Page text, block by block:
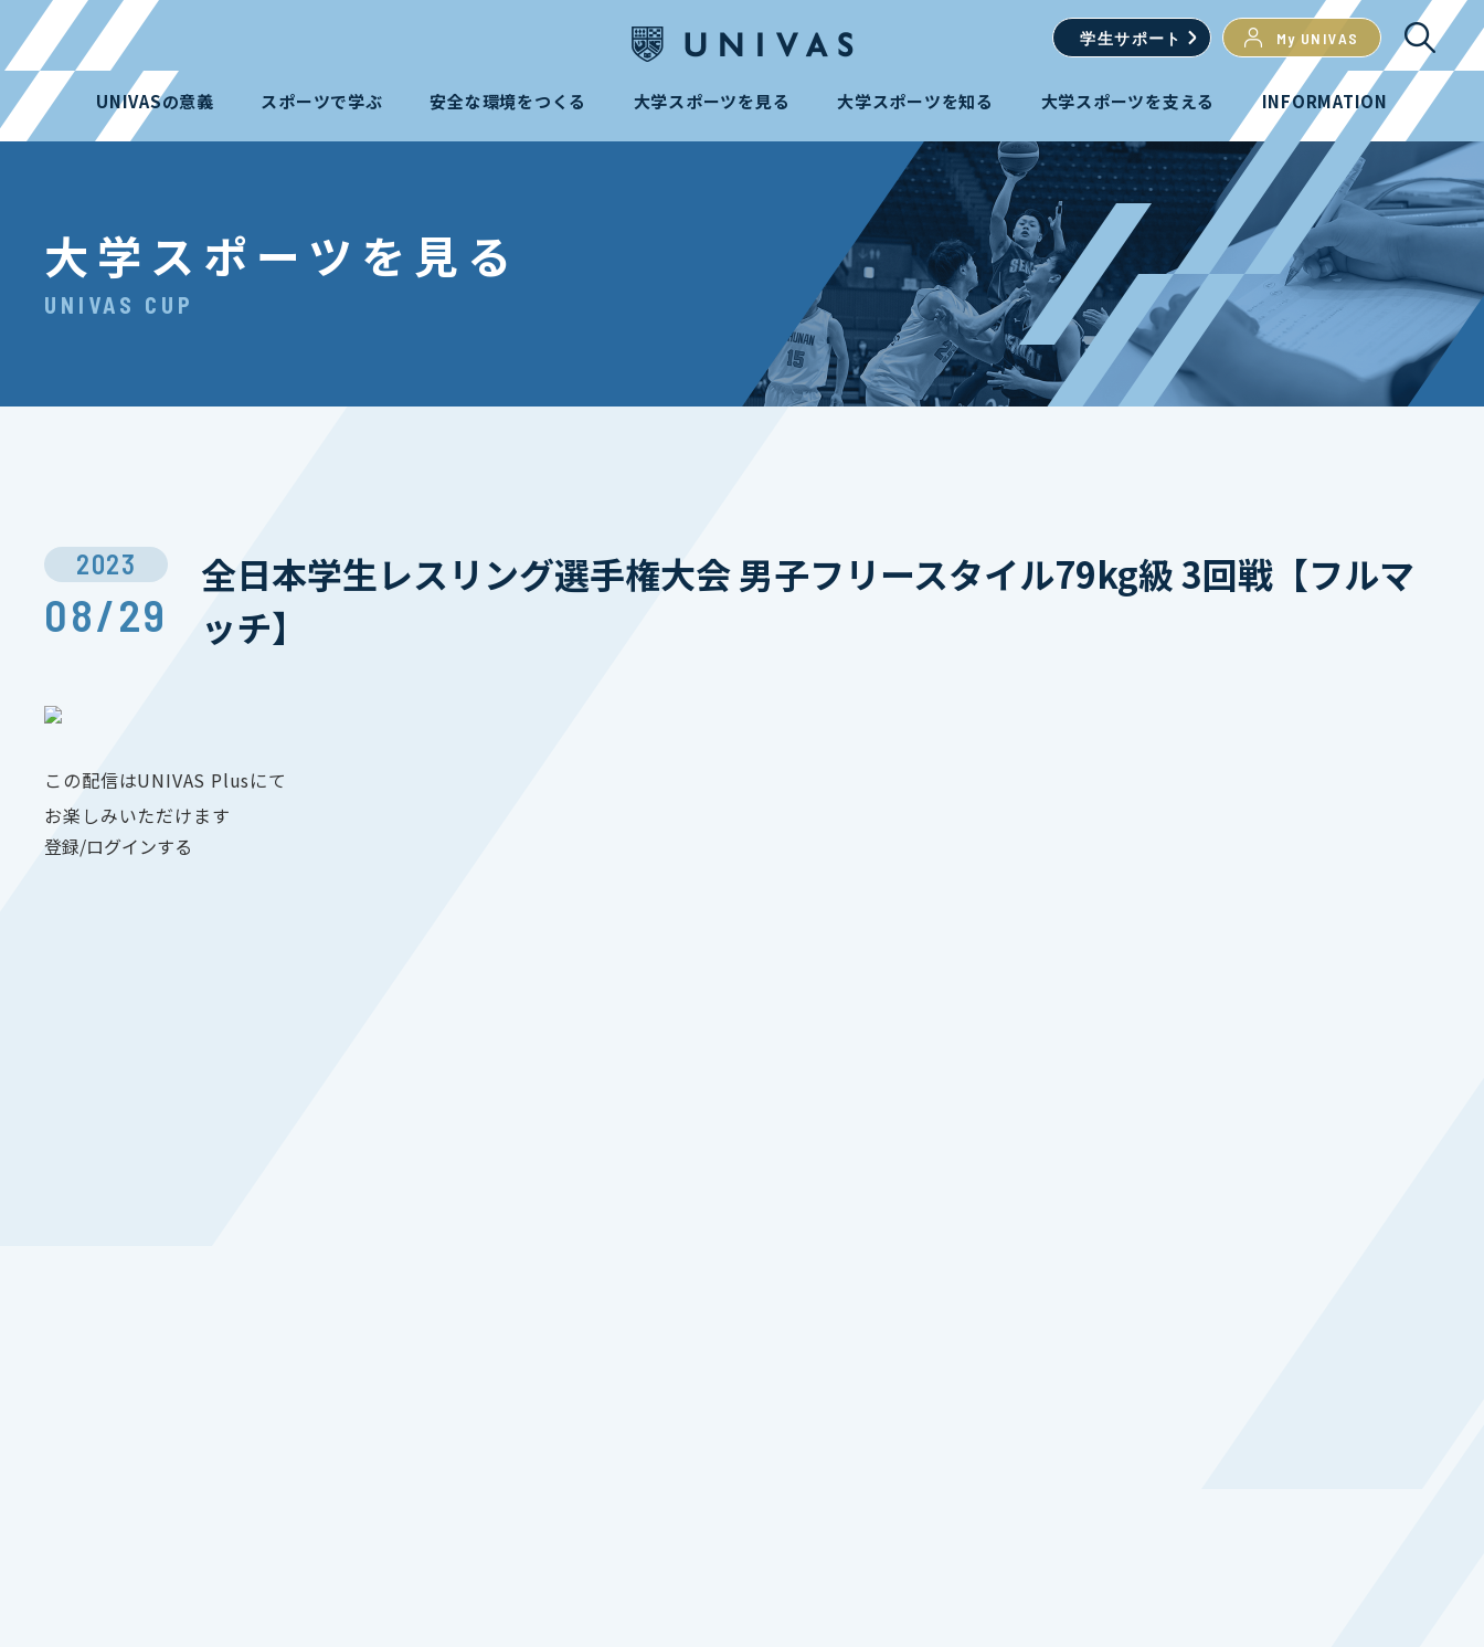
学生サポート My UNIVAS
UNIVASの意義 スポーツで学ぶ 安全な環境をつくる 大学スポーツを見る 大学スポーツを知る 大学スポーツを支える INFORMATION
大学スポーツを見る
UNIVAS CUP
2023
08/29
全日本学生レスリング選手権大会 男子フリースタイル79kg級 3回戦【フルマ
ッチ】
この配信はUNIVAS Plusにて
お楽しみいただけます
登録/ログインする